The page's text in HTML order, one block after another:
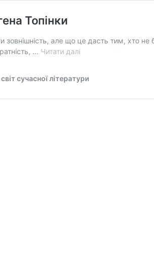
Топінки
зовнішність, але що це дасть тим, хто
… Читати даліПам’яті
сучасної літератури